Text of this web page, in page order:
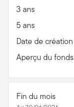
3 ans
5 ans
Date de création
Aperçu du fonds
Fin du mois